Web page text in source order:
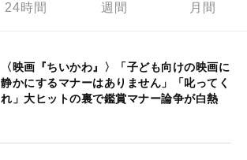
24時間 週間 月間
〈映画『ちいかわ』〉「子ども向けの映画に
静かにするマナーはありません」「叱ってく
れ」大ヒットの裏で鑑賞マナー論争が白熱